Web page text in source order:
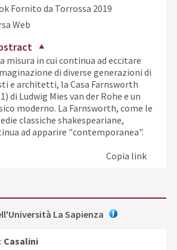
Copia link
Fornito da Torrossa 2019
Web
misura in cui continua ad eccitare
di diverse generazioni di
e architetti, la Casa Farnsworth
di Ludwig Mies van der Rohe e un
moderno. La Farnsworth, come le
classiche shakespeariane,
ad apparire "contemporanea".
La Sapienza
Casalini